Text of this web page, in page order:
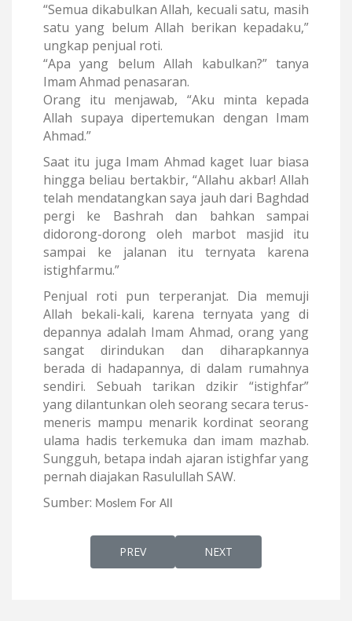
“Semua dikabulkan Allah, kecuali satu, masih
satu yang belum Allah berikan kepadaku,”
ungkap penjual roti.
“Apa yang belum Allah kabulkan?” tanya
Imam Ahmad penasaran.
Orang itu menjawab, “Aku minta kepada
Allah supaya dipertemukan dengan Imam
Ahmad.”
Saat itu juga Imam Ahmad kaget luar biasa
hingga beliau bertakbir, “Allahu akbar! Allah
telah mendatangkan saya jauh dari Baghdad
pergi ke Bashrah dan bahkan sampai
didorong-dorong oleh marbot masjid itu
sampai ke jalanan itu ternyata karena
istighfarmu.”
Penjual roti pun terperanjat. Dia memuji
Allah bekali-kali, karena ternyata yang di
depannya adalah Imam Ahmad, orang yang
sangat dirindukan dan diharapkannya
berada di hadapannya, di dalam rumahnya
sendiri. Sebuah tarikan dzikir “istighfar”
yang dilantunkan oleh seorang secara terus-
meneris mampu menarik kordinat seorang
ulama hadis terkemuka dan imam mazhab.
Sungguh, betapa indah ajaran istighfar yang
pernah diajakan Rasulullah SAW.
Sumber: Moslem For All
PREVIOUS ARTICLE: ENSIKLOPEDIA
PREV NEXT ARTICLE: AL-
NEXT